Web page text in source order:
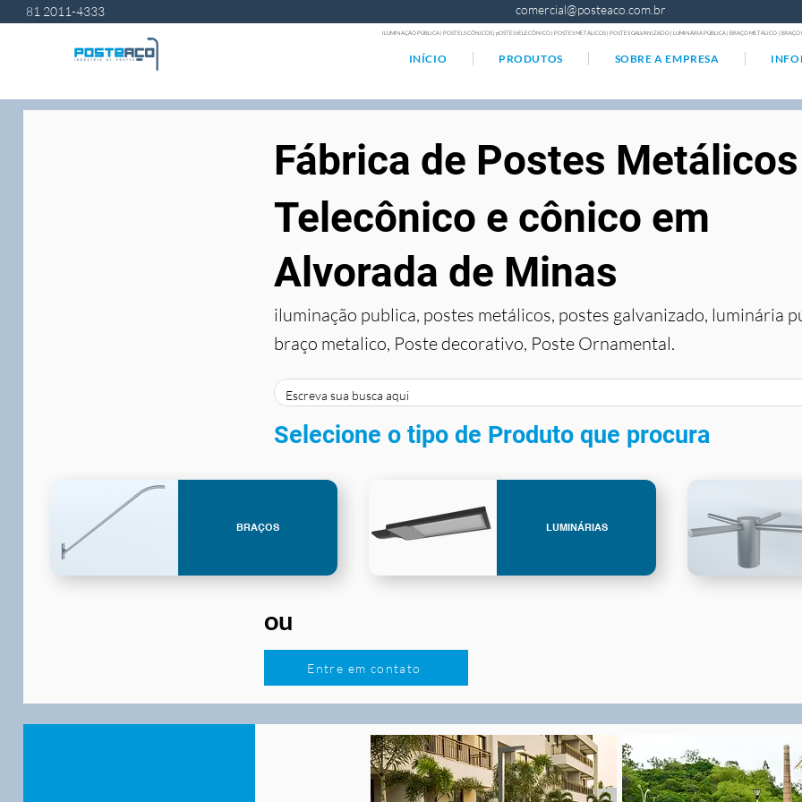
81 2011-4333 comercial@posteaco.com.br
ILUMINAÇÃO PÚBLICA | POSTELS CÔNICOS | pOSTES tELECÔNICO | POSTES METÁLICOS | POSTES GALVANIZADO | LUMINÁRIA PÚBLICA | BRAÇO METÁLICO |
INÍCIO PRODUTOS SOBRE A EMPRESA
Alvorada de Minas
Fábrica de Postes Metálicos
Telecônico e cônico em
iluminação publica, postes metálicos, postes galvanizado, luminária
braço metalico, Poste decorativo, Poste Ornamental.
Selecione o tipo de Produto que procura
BRAÇOS LUMINÁRIAS
ou
Entre em contato